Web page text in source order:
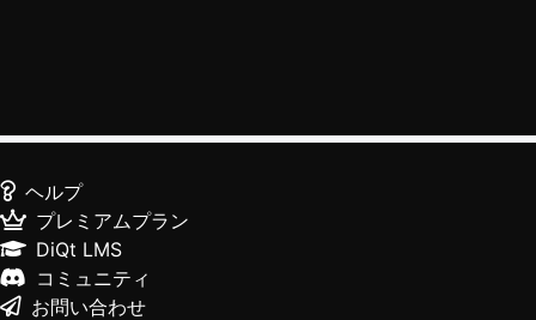
ヘルプ
プレミアムプラン
DiQt LMS
コミュニティ
お問い合わせ